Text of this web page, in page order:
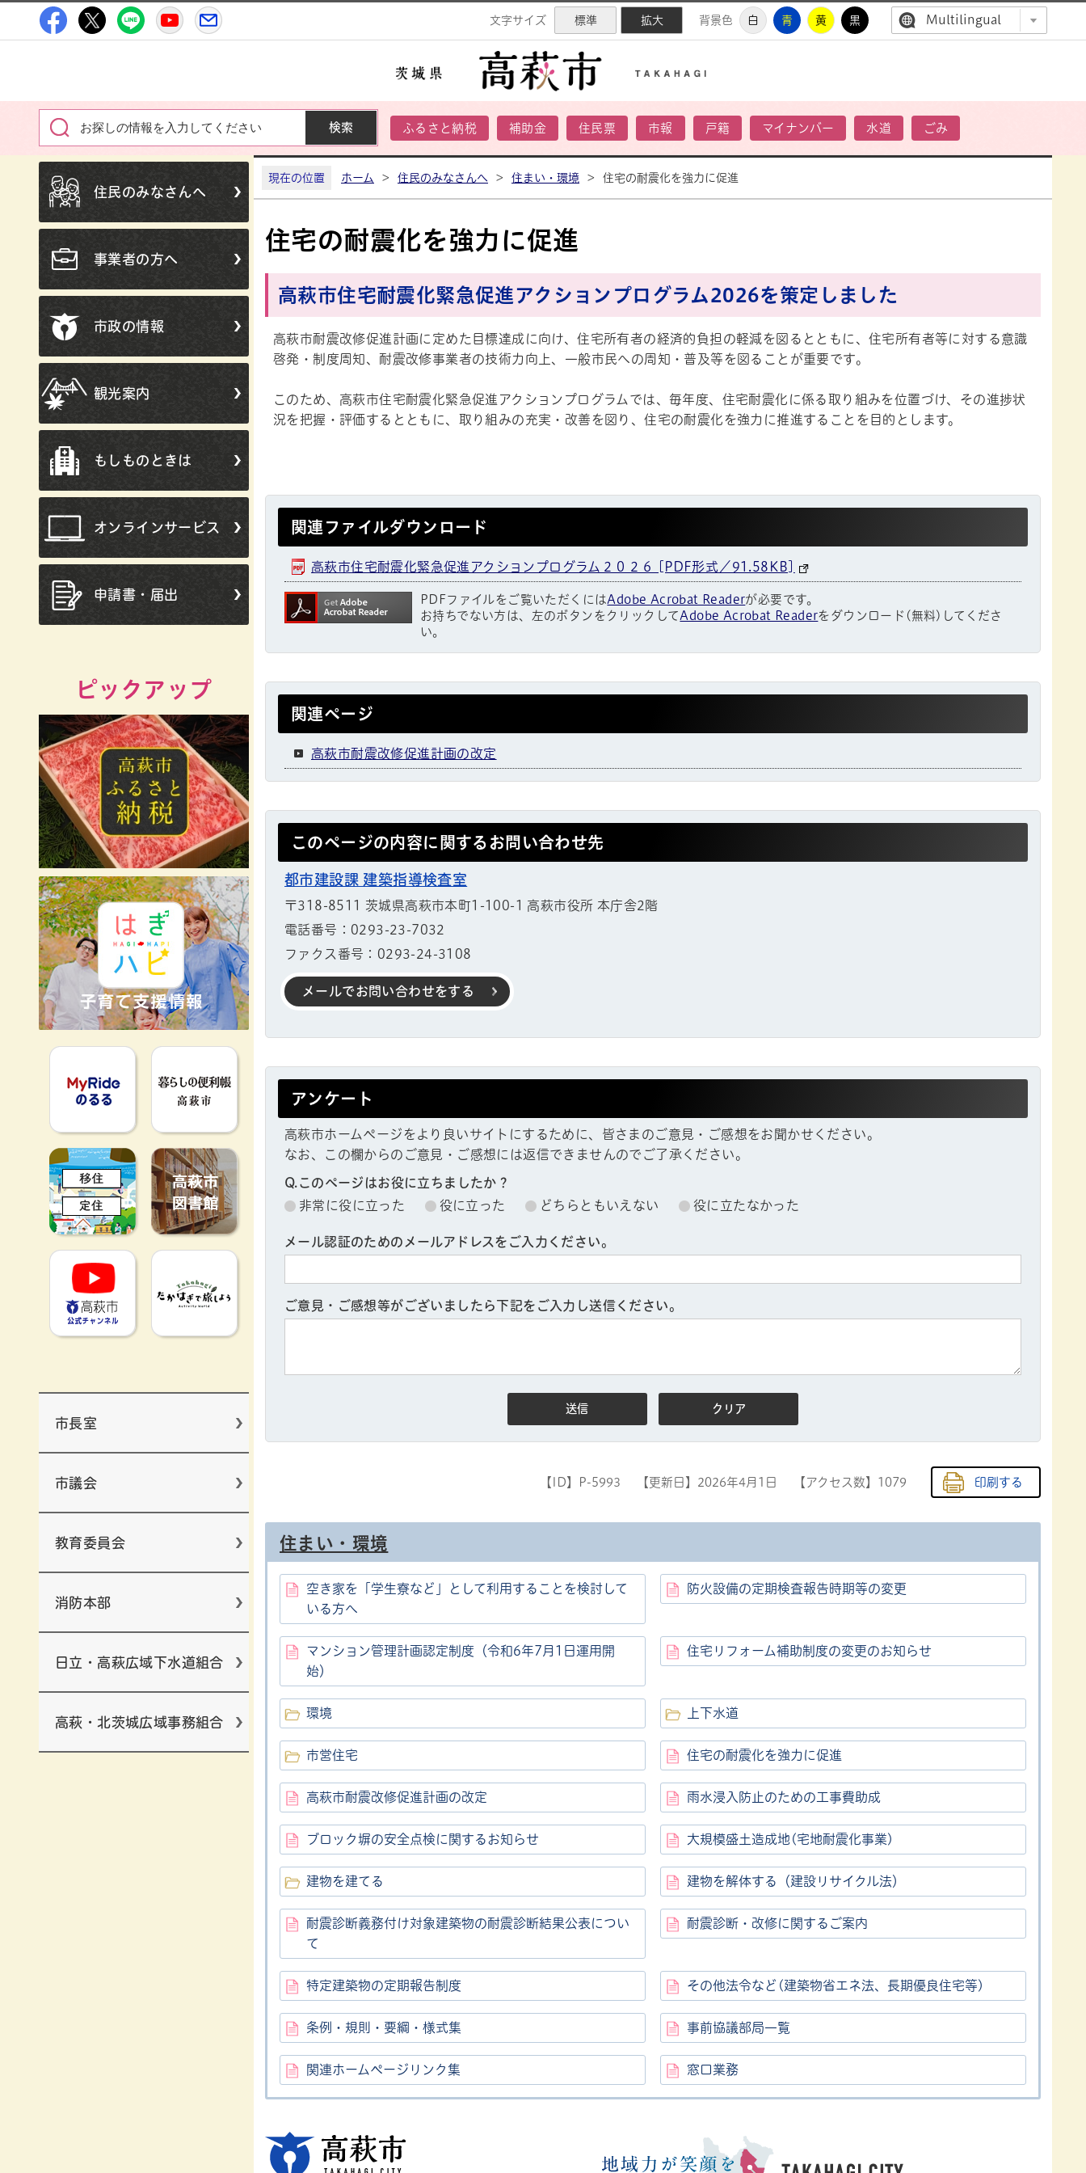
高萩市公式Facebook
高萩市公式X高萩市公式LINE
高萩市YouTube公式チャンネル 文字サイズ 標準 拡大 背景色 白 青 黄 黒 Multilingual
ふるさと納税 補助金 住民票 市報 戸籍 マイナンバー 水道 ごみ
住民のみなさんへ
事業者の方へ
市政の情報
観光案内
もしものときは
オンラインサービス
申請書・届出
ピックアップ
MyRideのるる
移住定住 高萩市図書館
高萩市YouTube公式チャンネル
たかはぎで旅しよう
市長室
市議会
教育委員会
消防本部
日立・高萩広域下水道組合
高萩・北茨城広域事務組合
現在の位置 ホーム > 住民のみなさんへ > 住まい・環境 > 住宅の耐震化を強力に促進
住宅の耐震化を強力に促進
高萩市住宅耐震化緊急促進アクションプログラム2026を策定しました
高萩市耐震改修促進計画に定めた目標達成に向け、住宅所有者の経済的負担の軽減を図るとともに、住宅所有者等に対する意識
啓発・制度周知、耐震改修事業者の技術力向上、一般市民への周知・普及等を図ることが重要です。
このため、高萩市住宅耐震化緊急促進アクションプログラムでは、毎年度、住宅耐震化に係る取り組みを位置づけ、その進捗状
況を把握・評価するとともに、取り組みの充実・改善を図り、住宅の耐震化を強力に推進することを目的とします。
関連ファイルダウンロード
高萩市住宅耐震化緊急促進アクションプログラム２０２６ [PDF形式／91.58KB]
PDFファイルをご覧いただくにはAdobe Acrobat Readerが必要です。
お持ちでない方は、左のボタンをクリックして Adobe Acrobat Readerをダウンロード(無料)してくださ
い。
関連ページ
高萩市耐震改修促進計画の改定
このページの内容に関するお問い合わせ先
都市建設課 建築指導検査室
〒318-8511 茨城県高萩市本町1-100-1 高萩市役所 本庁舎2階
電話番号：0293-23-7032
ファクス番号：0293-24-3108
メールでお問い合わせをする
アンケート
高萩市ホームページをより良いサイトにするために、皆さまのご意見・ご感想をお聞かせください。
なお、この欄からのご意見・ご感想には返信できませんのでご了承ください。
Q.このページはお役に立ちましたか？
非常に役に立った
役に立った どちらともいえない 役に立たなかった
メール認証のためのメールアドレスをご入力ください。
ご意見・ご感想等がございましたら下記をご入力し送信ください。
【ID】 P-5993 【更新日】 2026年4月1日 【アクセス数】 1079 印刷する
住まい・環境
空き家を「学生寮など」として利用することを検討して
いる方へ
防火設備の定期検査報告時期等の変更
マンション管理計画認定制度（令和6年7月1日運用開
始）
住宅リフォーム補助制度の変更のお知らせ
環境 上下水道
市営住宅 住宅の耐震化を強力に促進
高萩市耐震改修促進計画の改定 雨水浸入防止のための工事費助成
ブロック塀の安全点検に関するお知らせ 大規模盛土造成地(宅地耐震化事業)
建物を建てる 建物を解体する（建設リサイクル法）
耐震診断義務付け対象建築物の耐震診断結果公表につい
て
耐震診断・改修に関するご案内
特定建築物の定期報告制度 その他法令など(建築物省エネ法、長期優良住宅等)
条例・規則・要綱・様式集 事前協議部局一覧
関連ホームページリンク集 窓口業務